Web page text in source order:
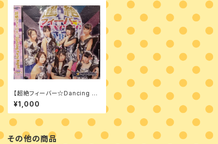
【超絶フィーバー☆Dancing Pa
rty Night！ type S】
¥1,000
その他の商品